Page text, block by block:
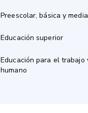
Preescolar, básica y media
Educación superior
Educación para el trabajo
humano